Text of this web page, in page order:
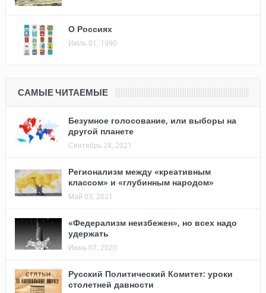
О Россиях
Июль 01, 1990
САМЫЕ ЧИТАЕМЫЕ
Безумное голосование, или выборы на
другой планете
Сентябрь 28, 2021
Регионализм между «креативным
классом» и «глубинным народом»
Май 03, 2021
«Федерализм неизбежен», но всех надо
удержать
Июнь 07, 2020
Русский Политический Комитет: уроки
столетней давности